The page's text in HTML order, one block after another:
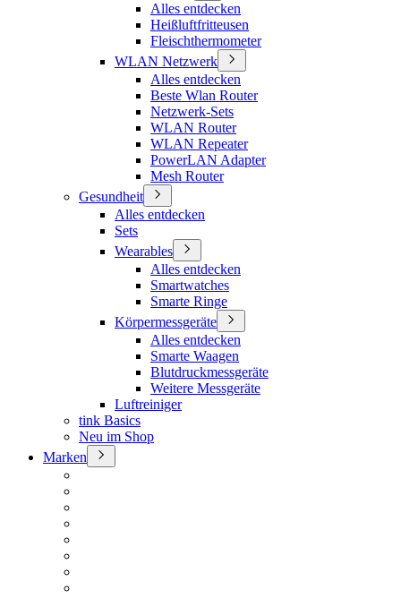
Alles entdecken
Heißluftfritteusen
Fleischthermometer
WLAN Netzwerk
Alles entdecken
Beste Wlan Router
Netzwerk-Sets
WLAN Router
WLAN Repeater
PowerLAN Adapter
Mesh Router
Gesundheit
Alles entdecken
Sets
Wearables
Alles entdecken
Smartwatches
Smarte Ringe
Körpermessgeräte
Alles entdecken
Smarte Waagen
Blutdruckmessgeräte
Weitere Messgeräte
Luftreiniger
tink Basics
Neu im Shop
Marken